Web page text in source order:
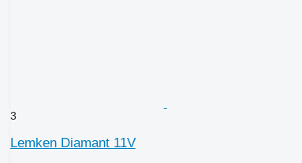
3
Lemken Diamant 11V